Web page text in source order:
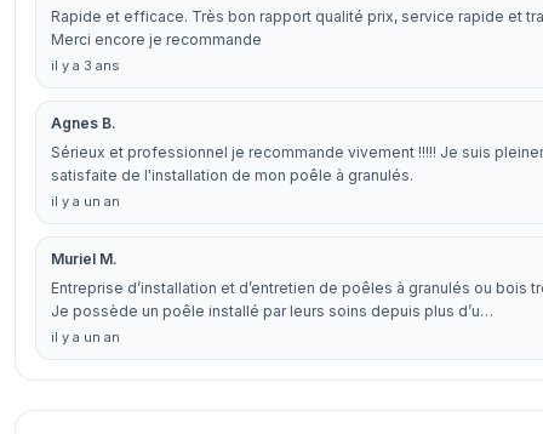
Rapide et efficace. Très bon rapport qualité prix, service rapide et
Merci encore je recommande
il y a 3 ans
Agnes B.
Sérieux et professionnel je recommande vivement !!!!! Je suis
satisfaite de l'installation de mon poêle à granulés.
il y a un an
Muriel M.
Entreprise d’installation et d’entretien de poêles à granulés ou bois
Je possède un poêle installé par leurs soins depuis plus d’u…
il y a un an